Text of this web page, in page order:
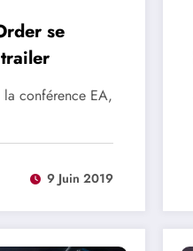
se
conférence EA,
9 Juin 2019